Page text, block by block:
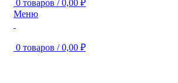
0 товаров / 0,00 ₽
Меню
0 товаров / 0,00 ₽